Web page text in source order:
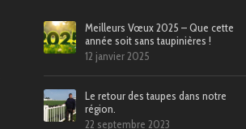
Meilleurs Vœux 2025 – Que cette
année soit sans taupinières !
12 janvier 2025
Le retour des taupes dans notre
région.
22 septembre 2023